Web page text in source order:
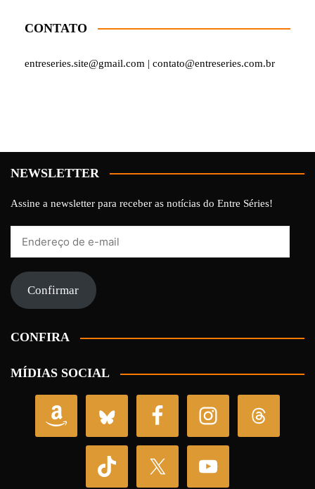
CONTATO
entreseries.site@gmail.com | contato@entreseries.com.br
NEWSLETTER
Assine a newsletter para receber as notícias do Entre Séries!
mail Confirmar
CONFIRA
MÍDIAS SOCIAL